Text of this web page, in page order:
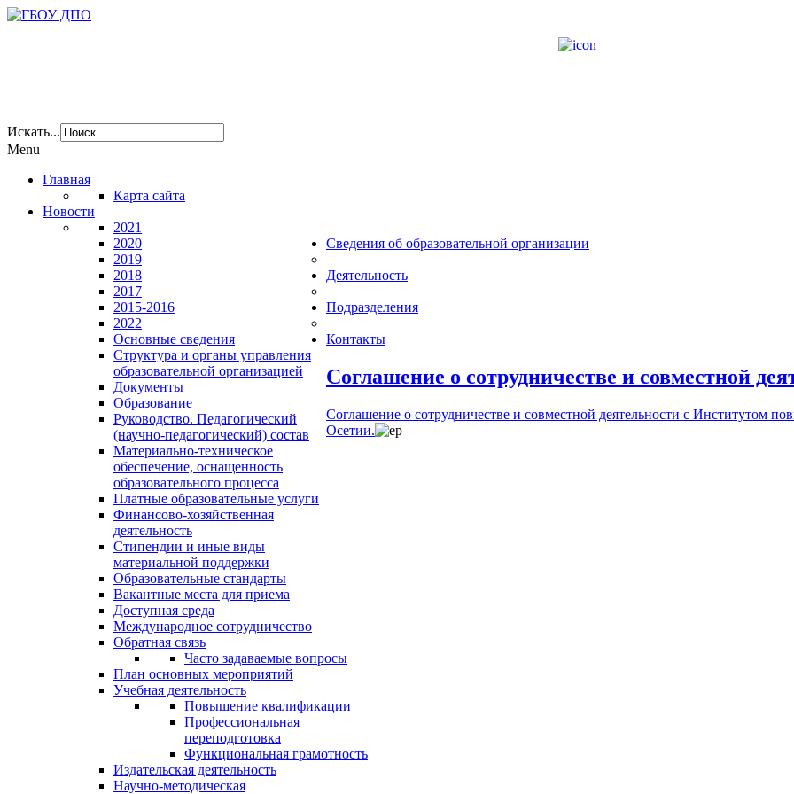
Искать...
Menu
Главная
Карта сайта
Новости
2021
2020
2019
2018
2017
2015-2016
2022
Сведения об образовательной организации
Основные сведения
Структура и органы управления
образовательной организацией
Документы
Образование
Руководство. Педагогический
(научно-педагогический) состав
Материально-техническое
обеспечение, оснащенность
образовательного процесса
Платные образовательные услуги
Финансово-хозяйственная
деятельность
Стипендии и иные виды
материальной поддержки
Образовательные стандарты
Вакантные места для приема
Доступная среда
Международное сотрудничество
Обратная связь
Часто задаваемые вопросы
Деятельность
План основных мероприятий
Учебная деятельность
Повышение квалификации
Профессиональная
переподготовка
Функциональная грамотность
Издательская деятельность
Научно-методическая
Подразделения
Контакты
Соглашение о сотрудничестве и совместной
Соглашение о сотрудничестве и совместной деятельности с Институтом
Осетии.